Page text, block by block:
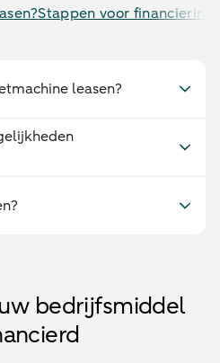
Stappen voor financiering
leasen?
bedrijfsmiddel